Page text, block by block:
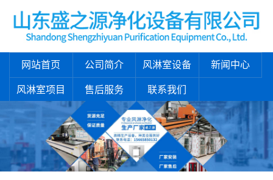
网站首页 公司简介 风淋室设备 新闻中心
风淋室项目 售后服务 联系我们